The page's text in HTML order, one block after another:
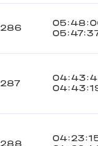
286
287